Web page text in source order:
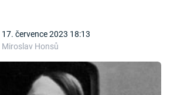
17. července 2023 18:13
Miroslav Honsů